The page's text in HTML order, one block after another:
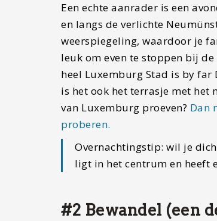
Een echte aanrader is een
en langs de verlichte
weerspiegeling, waardoor je
leuk om even te stoppen bij
heel Luxemburg Stad is by far
is het ook het terrasje met het
van Luxemburg proeven? Dan
proberen.
Overnachtingstip: wil je
ligt in het centrum en heeft
#2 Bewandel (een